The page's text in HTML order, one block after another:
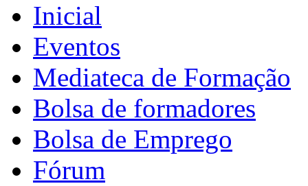
Inicial
Eventos
Mediateca de Formação
Bolsa de formadores
Bolsa de Emprego
Fórum